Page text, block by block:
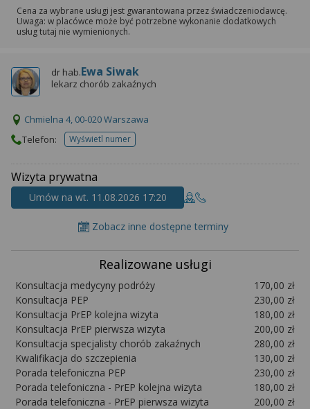
Cena za wybrane usługi jest gwarantowana przez świadczeniodawcę.
Uwaga: w placówce może być potrzebne wykonanie dodatkowych
usług tutaj nie wymienionych.
dr hab.Ewa Siwak
lekarz chorób zakaźnych
Chmielna 4, 00-020 Warszawa
Telefon:
Wyświetl numertelefonu do placowki
Wizyta prywatna
Umów na wt. 11.08.2026 17:20
Zobacz inne dostępne terminy
Realizowane usługi
Konsultacja medycyny podróży
170,00 zł
Konsultacja PEP
230,00 zł
Konsultacja PrEP kolejna wizyta
180,00 zł
Konsultacja PrEP pierwsza wizyta
200,00 zł
Konsultacja specjalisty chorób zakaźnych
280,00 zł
Kwalifikacja do szczepienia
130,00 zł
Porada telefoniczna PEP
230,00 zł
Porada telefoniczna - PrEP kolejna wizyta
180,00 zł
Porada telefoniczna - PrEP pierwsza wizyta
200,00 zł